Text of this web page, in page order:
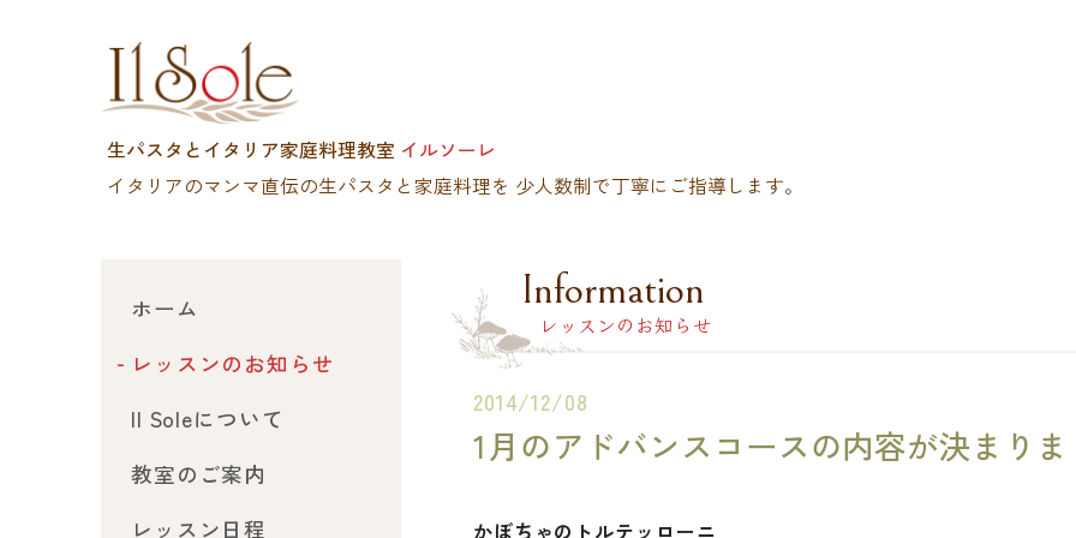
生パスタとイタリア家庭料理教室 イルソーレ
イタリアのマンマ直伝の生パスタと家庭料理を 少人数制で丁寧にご指導します。
ホーム
レッスンのお知らせ
Il Soleについて
教室のご案内
レッスン日程
Information
レッスンのお知らせ
2014/12/08
1月のアドバンスコースの内容が決まり
かぼちゃのトルテッローニ